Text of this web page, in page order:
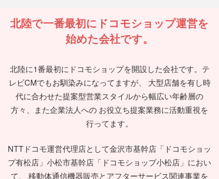
北陸で一番最初にドコモショップ運営を
始めた会社です。
北陸に1番最初にドコモショップを開設した会社です。テ
レビCMでもお馴染みになってますが、
大型店舗を有し時
代に合わせた提案型営業スタイルから幅広い年齢層の
方々、また企業法人への お役立ち提案業務に活動重視を
行ってます。
NTTドコモ運営代理店として金沢市基幹店「ドコモショッ
プ有松店」小松市基幹店「ドコモショップ小松店」におい
て、
移動体通信機器販売とアフターサービス関連事業を